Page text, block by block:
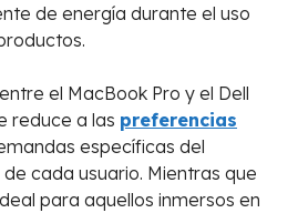
de energía durante el uso
el MacBook Pro y el Dell
reduce a las preferencias
específicas del
cada usuario. Mientras que
para aquellos inmersos en